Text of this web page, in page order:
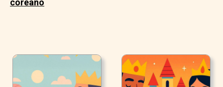
coreano